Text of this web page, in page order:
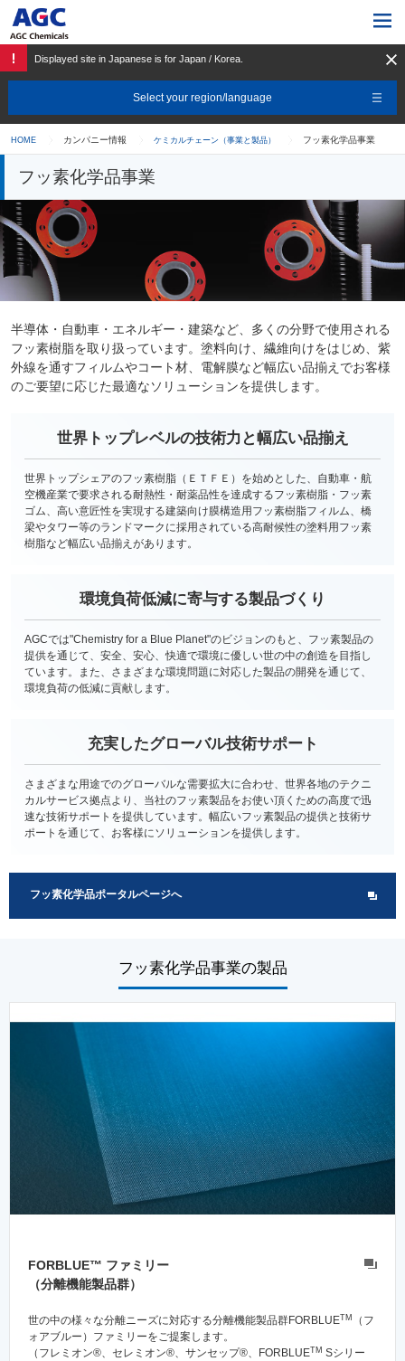
Displayed site in Japanese is for Japan / Korea.
Select your region/language
HOME カンパニー情報 ケミカルチェーン（事業と製品） フッ素化学品事業
フッ素化学品事業
半導体・自動車・エネルギー・建築など、多くの分野で使用される
フッ素樹脂を取り扱っています。塗料向け、繊維向けをはじめ、紫
外線を通すフィルムやコート材、電解膜など幅広い品揃えでお客様
のご要望に応じた最適なソリューションを提供します。
世界トップレベルの技術力と幅広い品揃え
世界トップシェアのフッ素樹脂（ＥＴＦＥ）を始めとした、自動車・航
空機産業で要求される耐熱性・耐薬品性を達成するフッ素樹脂・フッ素
ゴム、高い意匠性を実現する建築向け膜構造用フッ素樹脂フィルム、橋
梁やタワー等のランドマークに採用されている高耐候性の塗料用フッ素
樹脂など幅広い品揃えがあります。
環境負荷低減に寄与する製品づくり
AGCでは"Chemistry for a Blue Planet"のビジョンのもと、フッ素製品の
提供を通じて、安全、安心、快適で環境に優しい世の中の創造を目指し
ています。また、さまざまな環境問題に対応した製品の開発を通じて、
環境負荷の低減に貢献します。
充実したグローバル技術サポート
さまざまな用途でのグローバルな需要拡大に合わせ、世界各地のテクニ
カルサービス拠点より、当社のフッ素製品をお使い頂くための高度で迅
速な技術サポートを提供しています。幅広いフッ素製品の提供と技術サ
ポートを通じて、お客様にソリューションを提供します。
フッ素化学品ポータルページへ
フッ素化学品事業の製品
FORBLUE™ ファミリー
（分離機能製品群）
世の中の様々な分離ニーズに対応する分離機能製品群FORBLUETM
（フ
ォアブルー）ファミリーをご提案します。
（フレミオン®、セレミオン®、サンセップ®、FORBLUETM Sシリー